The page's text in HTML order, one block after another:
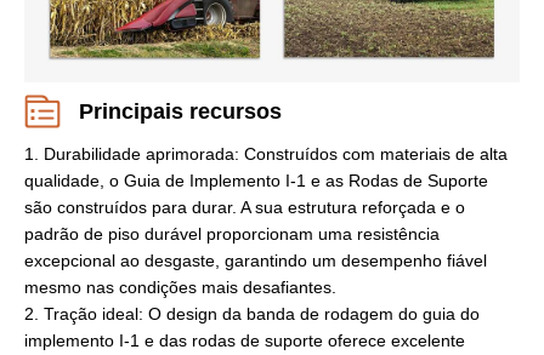
Principais recursos
1. Durabilidade aprimorada: Construídos com materiais de alta
qualidade, o Guia de Implemento I-1 e as Rodas de Suporte
são construídos para durar. A sua estrutura reforçada e o
padrão de piso durável proporcionam uma resistência
excepcional ao desgaste, garantindo um desempenho fiável
mesmo nas condições mais desafiantes.
2. Tração ideal: O design da banda de rodagem do guia do
implemento I-1 e das rodas de suporte oferece excelente